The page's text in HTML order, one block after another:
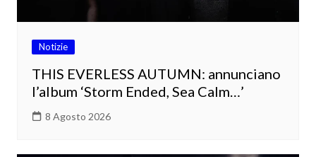
Notizie
THIS EVERLESS AUTUMN: annunciano
l’album ‘Storm Ended, Sea Calm…’
8 Agosto 2026